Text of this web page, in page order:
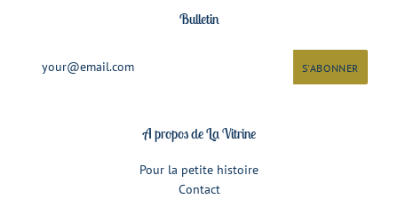
Bulletin
A propos de La Vitrine
Pour la petite histoire
Contact